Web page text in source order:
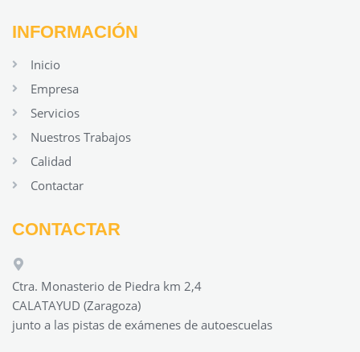
INFORMACIÓN
Inicio
Empresa
Servicios
Nuestros Trabajos
Calidad
Contactar
CONTACTAR
Ctra. Monasterio de Piedra km 2,4
CALATAYUD (Zaragoza)
junto a las pistas de exámenes de autoescuelas